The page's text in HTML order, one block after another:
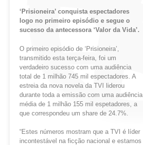
‘ Prisioneira’ conquista espectadores
logo no primeiro episódio e segue o
sucesso da antecessora ‘Valor da Vida’.
O primeiro episódio de ‘Prisioneira’,
transmitido esta terça-feira, foi um
verdadeiro sucesso com uma audiência
total de 1 milhão 745 mil espectadores. A
estreia da nova novela da TVI liderou
durante toda a emissão com uma audiência
média de 1 milhão 155 mil espetadores, a
que correspondeu um share de 24.7%.
“Estes números mostram que a TVI é líder
incontestável na ficção nacional e estamos